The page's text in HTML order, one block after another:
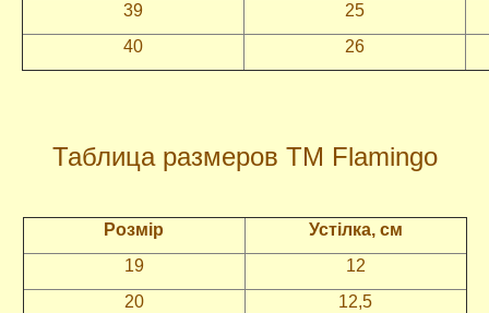
39
25
40
26
Таблица размеров ТМ Flamingo
Розмір Устілка, см
19
12
20
12,5